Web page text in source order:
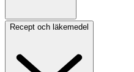
Recept och läkemedel